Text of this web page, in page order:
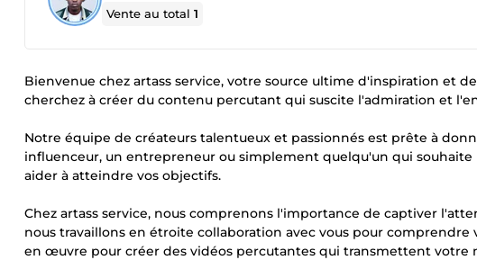
Vente au total1
Bienvenue chez artass service, votre source ultime d'inspiration et
cherchez à créer du contenu percutant qui suscite l'admiration et
Notre équipe de créateurs talentueux et passionnés est prête à
influenceur, un entrepreneur ou simplement quelqu'un qui
aider à atteindre vos objectifs.
Chez artass service, nous comprenons l'importance de captiver
nous travaillons en étroite collaboration avec vous pour
en œuvre pour créer des vidéos percutantes qui transmettent votre